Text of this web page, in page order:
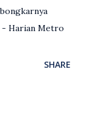
- Harian Metro
SHARE